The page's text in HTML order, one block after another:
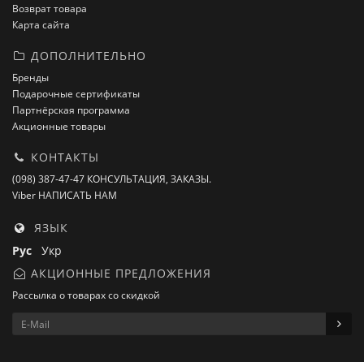
Возврат товара
Карта сайта
ДОПОЛНИТЕЛЬНО
Бренды
Подарочные сертификаты
Партнёрская программа
Акционные товары
КОНТАКТЫ
(098) 387-47-47 КОНСУЛЬТАЦИЯ, ЗАКАЗЫ.
Viber НАПИСАТЬ НАМ
ЯЗЫК
Рус Укр
АКЦИОННЫЕ ПРЕДЛОЖЕНИЯ
Рассылка о товарах со скидкой